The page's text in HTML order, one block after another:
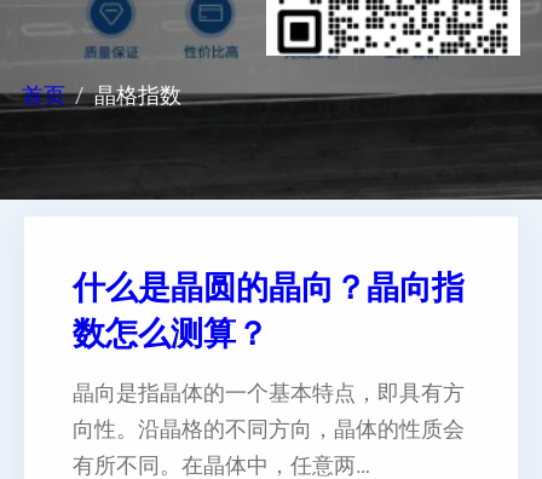
首页 晶格指数
什么是晶圆的晶向？晶向指
数怎么测算？
晶向是指晶体的一个基本特点，即具有方
向性。沿晶格的不同方向，晶体的性质会
有所不同。在晶体中，任意两…